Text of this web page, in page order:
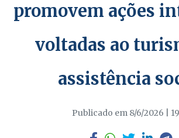
promovem ações
voltadas ao
assistência
Publicado em 8/6/2026 |